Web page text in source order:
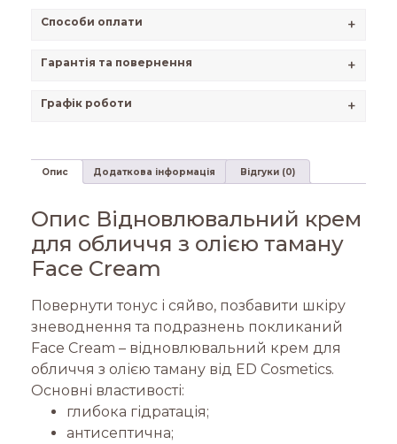
Способи оплати +
Гарантія та повернення +
Графік роботи +
Опис Додаткова інформація Відгуки (0)
Опис Відновлювальний крем
для обличчя з олією таману
Face Cream
Повернути тонус і сяйво, позбавити шкіру
зневоднення та подразнень покликаний
Face Cream – відновлювальний крем для
обличчя з олією таману від ED Cosmetics.
Основні властивості:
глибока гідратація;
антисептична;